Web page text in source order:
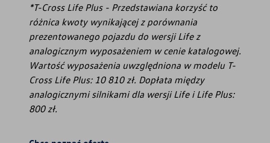
*T-Cross Life Plus - Przedstawiana korzyść to
różnica kwoty wynikającej z porównania
prezentowanego pojazdu do wersji Life z
analogicznym wyposażeniem w cenie katalogowej.
Wartość wyposażenia uwzględniona w modelu T-
Cross Life Plus: 10 810 zł. Dopłata między
analogicznymi silnikami dla wersji Life i Life Plus:
800 zł.